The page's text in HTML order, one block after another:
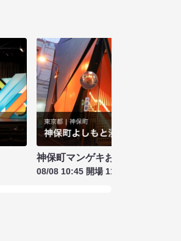
神保町マンゲキお笑いライブ お
08/08 10:45 開場 11:00 開演